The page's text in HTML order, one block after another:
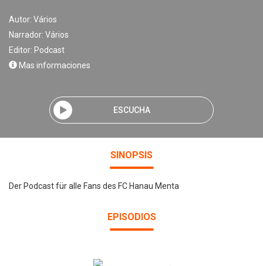
Autor: Vários
Narrador: Vários
Editor: Podcast
Mas informaciones
ESCUCHA
SINOPSIS
Der Podcast für alle Fans des FC Hanau Menta
EPISODIOS